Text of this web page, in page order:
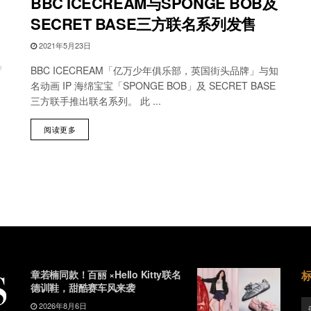
SECRET BASE三方联名系列发售
2021年5月23日
BBC ICECREAM「亿万少年俱乐部，英国街头品牌」与知
名动画 IP 海绵宝宝「SPONGE BOB」及 SECRET BASE
三方联手推出联名系列。 此 ...
阅读更多
章若楠同款！百丽 ×Hello Kitty联名
德训鞋，甜酷赛车风来袭
2026年8月6日